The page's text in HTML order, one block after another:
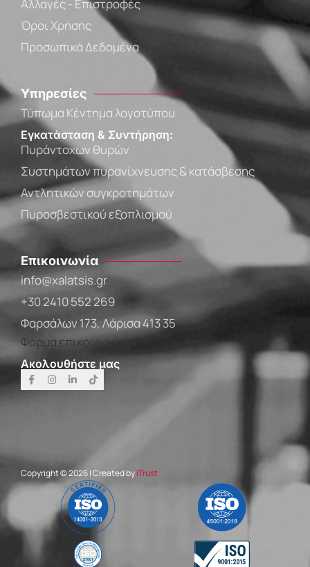
Αλλαγές - Επιστροφές
Όροι Χρήσης
Προσωπικά Δεδομένα
Υπηρεσίες
Τύπωμα Κέντημα λογοτύπου
Εγκατάσταση & Συντήρηση:
Πυράντοχων θυρών
Συστημάτων πυρανίχνευσης & κατάσβεσης
Αντλητικών συγκροτημάτων
Πυροσβεστικού εξοπλισμού
Επικοινωνία
info@xalatsis.gr
+30 2410 552 269
Φαρσάλων 173, Λάρισα 413 35
Φόρμα επικοινωνίας
Ακολουθήστε μας
Copyright © 2026 | Created byiTrust